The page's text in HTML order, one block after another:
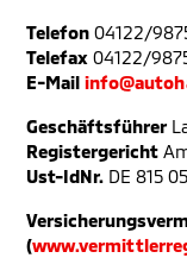
Telefon 04122/
Telefax 04122/
E-Mail
Geschäftsführer
Registergericht
Ust-IdNr. DE 815
(